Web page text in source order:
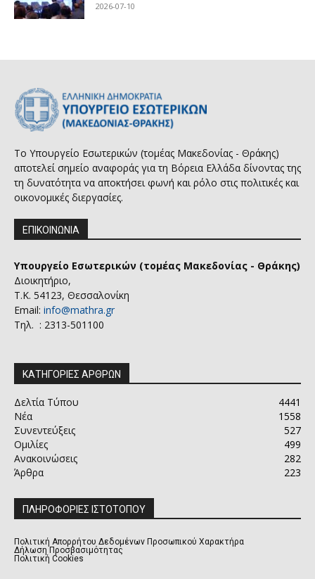
2026-07-10
Το Υπουργείο Εσωτερικών (τομέας Μακεδονίας - Θράκης)
αποτελεί σημείο αναφοράς για τη Βόρεια Ελλάδα δίνοντας της
τη δυνατότητα να αποκτήσει φωνή και ρόλο στις πολιτικές και
οικονομικές διεργασίες.
ΕΠΙΚΟΙΝΩΝΙΑ
Υπουργείο Εσωτερικών (τομέας Μακεδονίας - Θράκης)
Διοικητήριο,
Τ.Κ. 54123, Θεσσαλονίκη
Email: info@mathra.gr
Τηλ. : 2313-501100
ΚΑΤΗΓΟΡΙΕΣ ΑΡΘΡΩΝ
Δελτία Τύπου
4441
Νέα
1558
Συνεντεύξεις
527
Ομιλίες
499
Ανακοινώσεις
282
Άρθρα
223
ΠΛΗΡΟΦΟΡΙΕΣ ΙΣΤΟΤΟΠΟΥ
Πολιτική Απορρήτου Δεδομένων Προσωπικού Χαρακτήρα
Δήλωση Προσβασιμότητας
Πολιτική Cookies